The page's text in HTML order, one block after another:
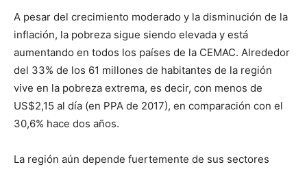
A pesar del crecimiento moderado y la disminución de la
inflación, la pobreza sigue siendo elevada y está
aumentando en todos los países de la CEMAC. Alrededor
del 33% de los 61 millones de habitantes de la región
vive en la pobreza extrema, es decir, con menos de
US$2,15 al día (en PPA de 2017), en comparación con el
30,6% hace dos años.
La región aún depende fuertemente de sus sectores